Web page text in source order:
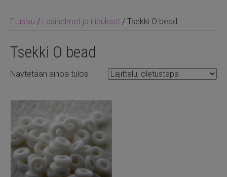
Etusivu / Lasihelmet ja riipukset / Tsekki O bead
Tsekki O bead
Näytetään ainoa tulos